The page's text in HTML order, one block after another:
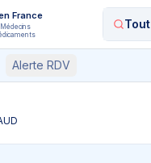
France
Médecins
Tout
Alerte RDV